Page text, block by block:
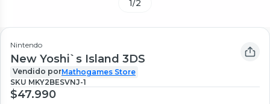
1/2
Nintendo
New Yoshi`s Island 3DS
Vendido porMathogames Store
SKU MKY2BESVNJ-1
$47.990